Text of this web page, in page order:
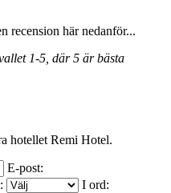
recension här nedanför...
1-5, där 5 är bästa
hotellet Remi Hotel.
E-post:
I ord: